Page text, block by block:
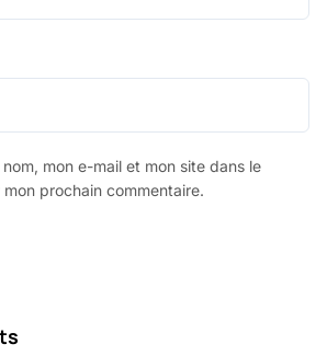
mon e-mail et mon site dans le
prochain commentaire.